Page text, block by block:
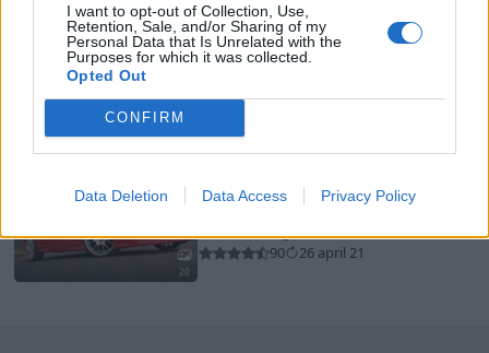
I want to opt-out of Collection, Use,
Retention, Sale, and/or Sharing of my
Personal Data that Is Unrelated with the
Purposes for which it was collected.
Opted Out
CONFIRM
Data Deletion Data Access Privacy Policy
17
BMW M535i E28 (1985)
E28ve
284
7 juni 14
20
trubbelturbo
25 919 visningar133 kommentarer
90
26 april 21